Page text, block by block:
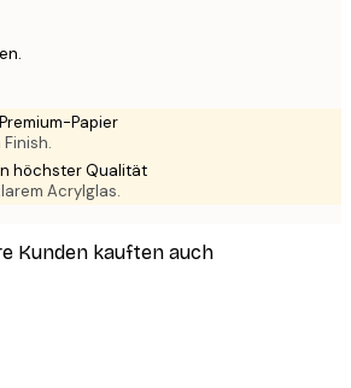
Papier
höchster Qualität
Acrylglas.
Kunden kauften auch